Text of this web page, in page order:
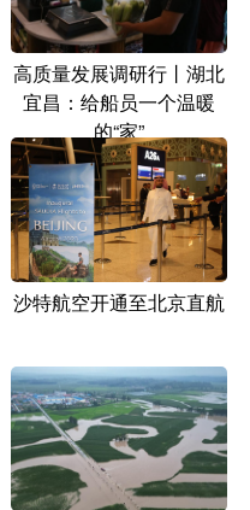
高质量发展调研行丨湖北
宜昌：给船员一个温暖
的“家”
沙特航空开通至北京直航